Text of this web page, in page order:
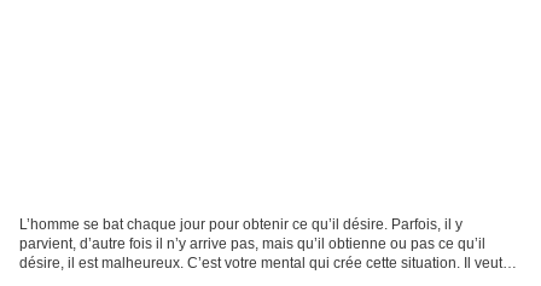
L’homme se bat chaque jour pour obtenir ce qu’il désire. Parfois, il y
parvient, d’autre fois il n’y arrive pas, mais qu’il obtienne ou pas ce qu’il
désire, il est malheureux. C’est votre mental qui crée cette situation. Il veut